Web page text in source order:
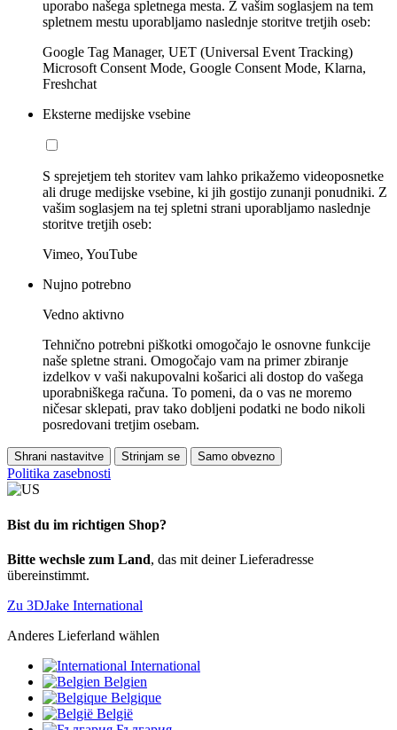
uporabo našega spletnega mesta. Z vašim soglasjem na tem
spletnem mestu uporabljamo naslednje storitve tretjih oseb:
Google Tag Manager, UET (Universal Event Tracking)
Microsoft Consent Mode, Google Consent Mode, Klarna,
Freshchat
Eksterne medijske vsebine
S sprejetjem teh storitev vam lahko prikažemo videoposnetke
ali druge medijske vsebine, ki jih gostijo zunanji ponudniki. Z
vašim soglasjem na tej spletni strani uporabljamo naslednje
storitve tretjih oseb:
Vimeo, YouTube
Nujno potrebno
Vedno aktivno
Tehnično potrebni piškotki omogočajo le osnovne funkcije
naše spletne strani. Omogočajo vam na primer zbiranje
izdelkov v vaši nakupovalni košarici ali dostop do vašega
uporabniškega računa. To pomeni, da o vas ne moremo
ničesar sklepati, prav tako dobljeni podatki ne bodo nikoli
posredovani tretjim osebam.
Shrani nastavitve Strinjam se Samo obvezno
Politika zasebnosti
Bist du im richtigen Shop?
Bitte wechsle zum Land, das mit deiner Lieferadresse
übereinstimmt.
Zu 3DJake International
Anderes Lieferland wählen
International
Belgien
Belgique
België